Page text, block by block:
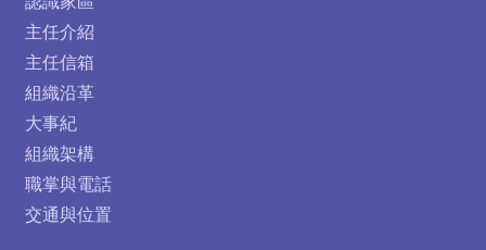
主任介紹
主任信箱
組織沿革
大事紀
組織架構
職掌與電話
交通與位置